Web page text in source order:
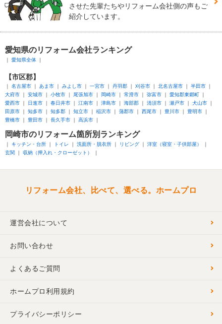
させた先輩たちやリフォーム会社側の声もご
紹介しています。
愛知県のリフォーム会社ランキング
愛知県全体
【市区郡】
名古屋市 あま市 みよし市 一宮市 丹羽郡 刈谷市 北名古屋市
半田市
大府市
安城市 小牧市 尾張旭市 岡崎市 常滑市 弥富市
愛知郡東郷町
愛西市
日進市 春日井市 江南市 津島市 海部郡 清須市 瀬戸市
犬山市
田原市
知多市 知多郡 知立市 稲沢市 蒲郡市 西尾市 豊川市
豊明市
豊橋市
豊田市 長久手市 高浜市
岡崎市のリフォーム箇所別ランキング
キッチン・台所 トイレ 洗面所・脱衣所 リビング
洋室（寝室・子供部屋）
玄関
収納（押入れ・クローゼット）
リフォーム会社、比べて、選べる。ホームプロ
運営会社について
お問い合わせ
よくあるご質問
ホームプロ利用規約
プライバシーポリシー